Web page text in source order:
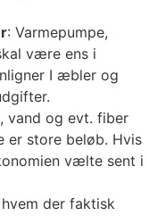
: Varmepumpe,
være ens i
I æbler og
vand og evt. fiber
er store beløb. Hvis
vælte sent i
der faktisk